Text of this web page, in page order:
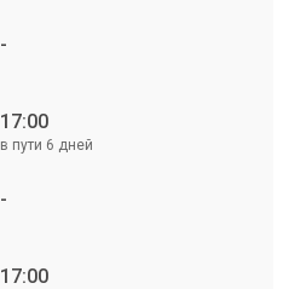
-
17:00
в пути 6 дней
-
17:00